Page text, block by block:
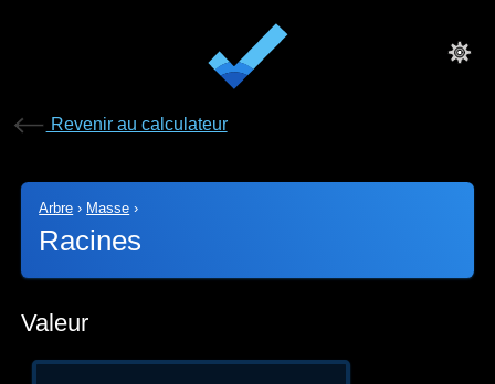
Revenir au calculateur
Arbre › Masse ›
Racines
Valeur